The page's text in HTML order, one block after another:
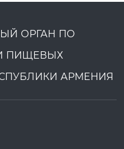
ОРГАН ПО
ПИЩЕВЫХ
АРМЕНИЯ